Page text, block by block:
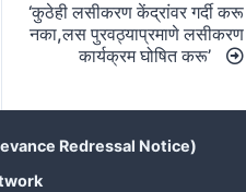
‘कुठेही लसीकरण केंद्रांवर गर्दी करू
नका,लस पुरवठ्याप्रमाणे लसीकरण
कार्यक्रम घोषित करू’
Redressal Notice)